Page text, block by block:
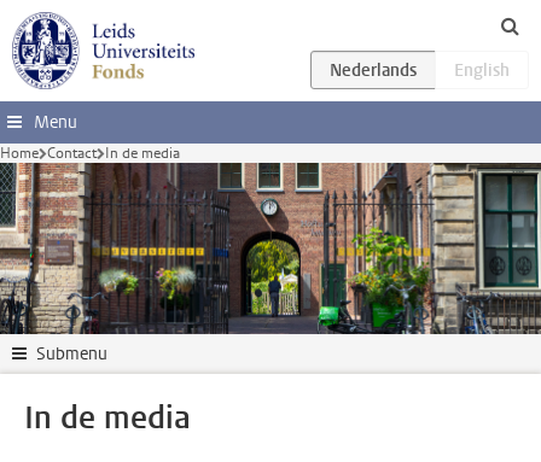
Ga direct naar de inhoud
Menu
Home Contact In de media
Submenu
In de media